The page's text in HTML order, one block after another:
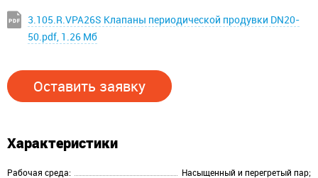
3.105.R.VPA26S Клапаны периодической продувки DN20-
50.pdf, 1.26 Мб
Оставить заявку
Характеристики
Рабочая среда:
Насыщенный и перегретый пар;